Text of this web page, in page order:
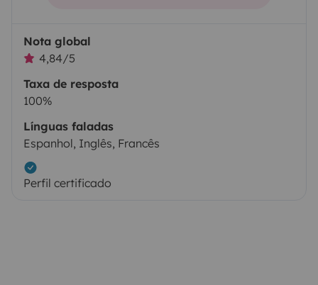
Nota global
4,84/5
Taxa de resposta
100%
Línguas faladas
Espanhol, Inglês, Francês
Perfil certificado